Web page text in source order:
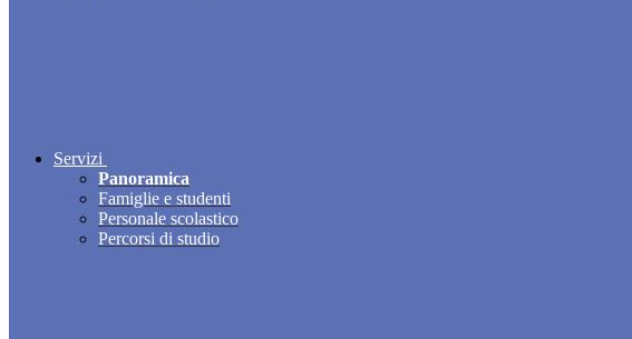
Servizi
Panoramica
Famiglie e studenti
Personale scolastico
Percorsi di studio